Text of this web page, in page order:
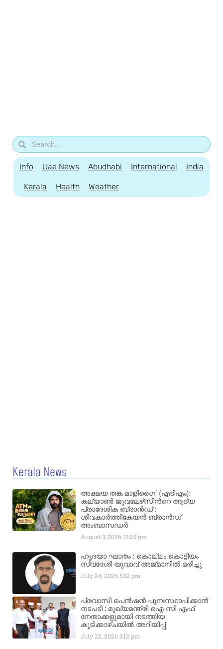
Info Uae News Abudhabi International India
Kerala Health Weather
Kerala News
അക്ഷയ തങ്ക മാളിഗൈ’ (എടിഎം):
കല്യാണ്‍ ജുവലേഴ്‌സിന്‍റെ ആദ്യ
പ്രാദേശിക ബ്രാന്‍ഡ് :
ശിവകാര്‍ത്തികേയന്‍ ബ്രാന്‍ഡ്
അംബാസഡര്‍
August 3, 2026 12:25 pm
ഹൃദയാ ഘാതം : കൊല്ലം കൊട്ടിയം
സ്വദേശി യുവാവ് അജ്മാനിൽ മരിച്ചു
July 24, 20265:32 pm
പ്രവാസി പെൻഷൻ പുനഃസ്ഥാപിക്കാൻ
നടപടി : മുഖ്യമന്ത്രി ഐ സി എഫ്
നേതാക്കളുമായി നടത്തിയ
കൂടിക്കാഴ്ചയിൽ അറിയിപ്പ്
July 22, 20263:12 pm